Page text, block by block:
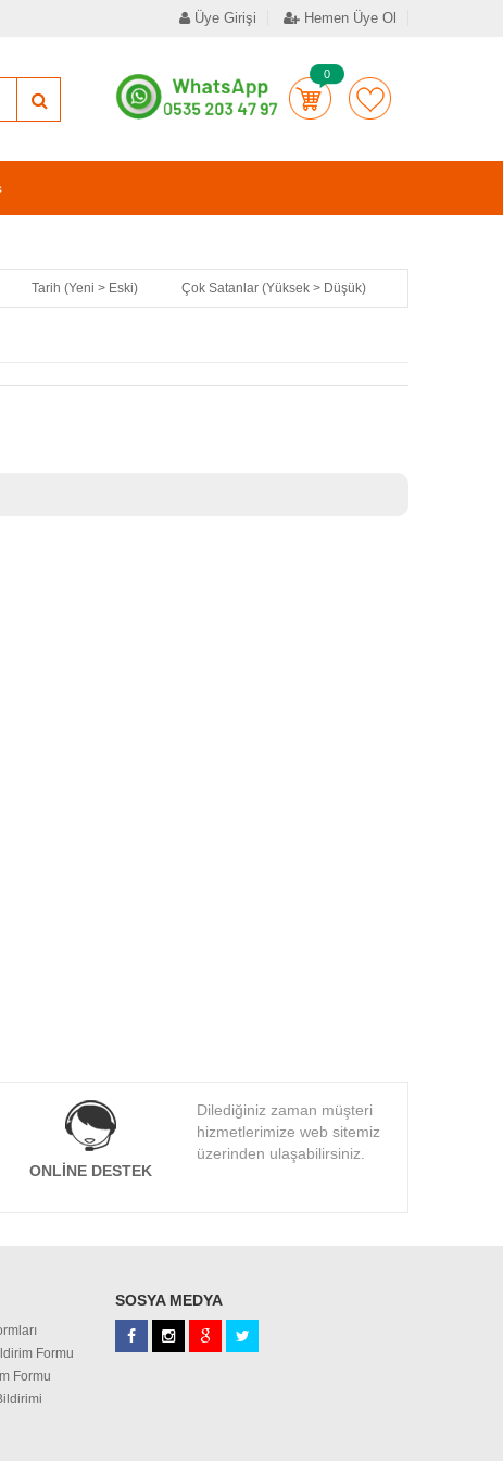
Üye Girişi Hemen Üye Ol
0
Tarih (Yeni > Eski) Çok Satanlar (Yüksek > Düşük)
ONLINE DESTEK
Dilediğiniz zaman müşteri
hizmetlerimize web sitemiz
üzerinden ulaşabilirsiniz.
Formu
Formu
SOSYA MEDYA